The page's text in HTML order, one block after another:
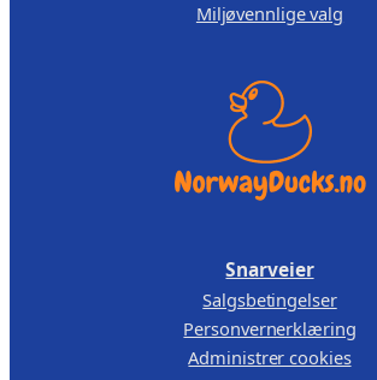
Miljøvennlige valg
Snarveier
Salgsbetingelser
Personvernerklæring
Administrer cookies